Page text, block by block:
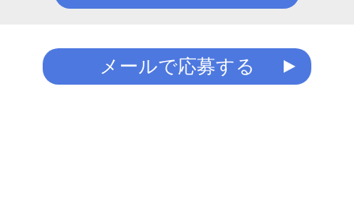
メールで応募する